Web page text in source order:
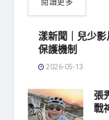
閱讀更多
漾新聞｜兒少
保護機制
2026-05-13
張
戰